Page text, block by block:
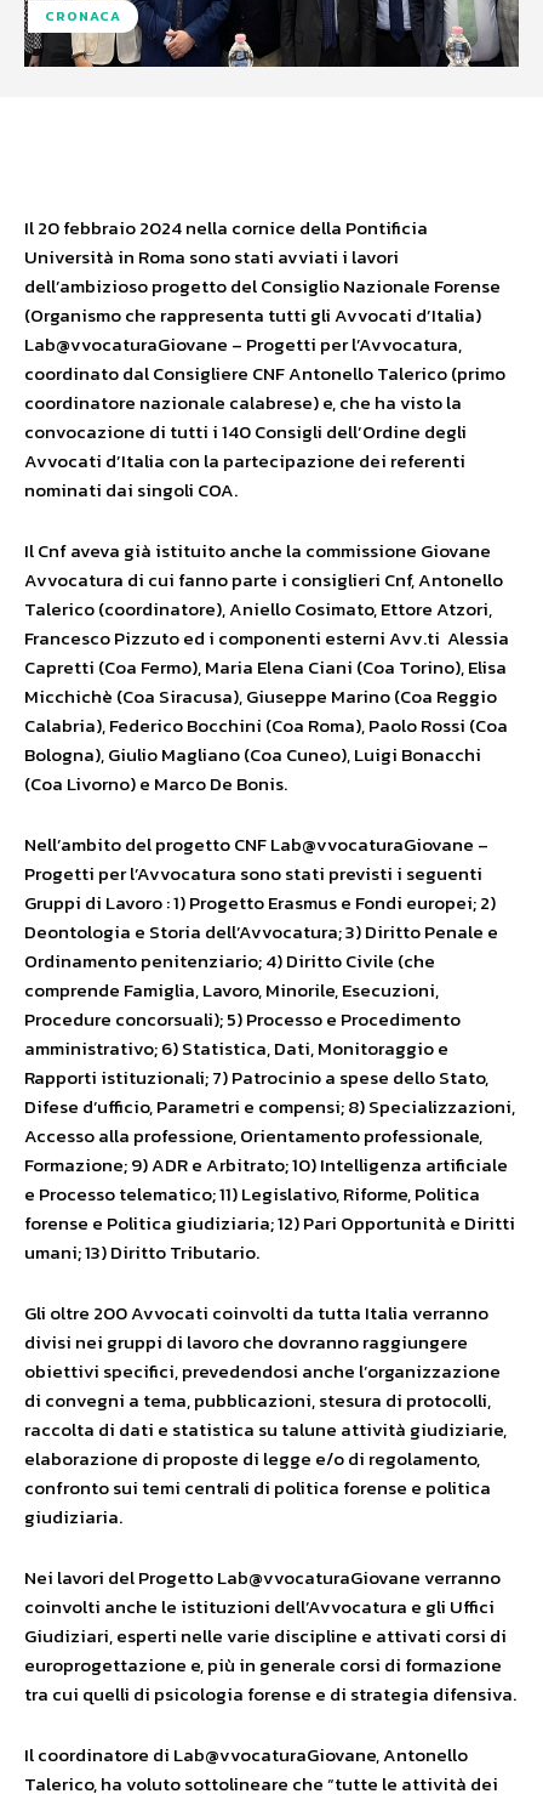
CRONACA
Il 20 febbraio 2024 nella cornice della Pontificia
Università in Roma sono stati avviati i lavori
dell’ambizioso progetto del Consiglio Nazionale Forense
(Organismo che rappresenta tutti gli Avvocati d’Italia)
Lab@vvocaturaGiovane – Progetti per l’Avvocatura,
coordinato dal Consigliere CNF Antonello Talerico (primo
coordinatore nazionale calabrese) e, che ha visto la
convocazione di tutti i 140 Consigli dell’Ordine degli
Avvocati d’Italia con la partecipazione dei referenti
nominati dai singoli COA.
Il Cnf aveva già istituito anche la commissione Giovane
Avvocatura di cui fanno parte i consiglieri Cnf, Antonello
Talerico (coordinatore), Aniello Cosimato, Ettore Atzori,
Francesco Pizzuto ed i componenti esterni Avv.ti Alessia
Capretti (Coa Fermo), Maria Elena Ciani (Coa Torino), Elisa
Micchichè (Coa Siracusa), Giuseppe Marino (Coa Reggio
Calabria), Federico Bocchini (Coa Roma), Paolo Rossi (Coa
Bologna), Giulio Magliano (Coa Cuneo), Luigi Bonacchi
(Coa Livorno) e Marco De Bonis.
Nell’ambito del progetto CNF Lab@vvocaturaGiovane –
Progetti per l’Avvocatura sono stati previsti i seguenti
Gruppi di Lavoro : 1) Progetto Erasmus e Fondi europei; 2)
Deontologia e Storia dell’Avvocatura; 3) Diritto Penale e
Ordinamento penitenziario; 4) Diritto Civile (che
comprende Famiglia, Lavoro, Minorile, Esecuzioni,
Procedure concorsuali); 5) Processo e Procedimento
amministrativo; 6) Statistica, Dati, Monitoraggio e
Rapporti istituzionali; 7) Patrocinio a spese dello Stato,
Difese d’ufficio, Parametri e compensi; 8) Specializzazioni,
Accesso alla professione, Orientamento professionale,
Formazione; 9) ADR e Arbitrato; 10) Intelligenza artificiale
e Processo telematico; 11) Legislativo, Riforme, Politica
forense e Politica giudiziaria; 12) Pari Opportunità e Diritti
umani; 13) Diritto Tributario.
Gli oltre 200 Avvocati coinvolti da tutta Italia verranno
divisi nei gruppi di lavoro che dovranno raggiungere
obiettivi specifici, prevedendosi anche l’organizzazione
di convegni a tema, pubblicazioni, stesura di protocolli,
raccolta di dati e statistica su talune attività giudiziarie,
elaborazione di proposte di legge e/o di regolamento,
confronto sui temi centrali di politica forense e politica
giudiziaria.
Nei lavori del Progetto Lab@vvocaturaGiovane verranno
coinvolti anche le istituzioni dell’Avvocatura e gli Uffici
Giudiziari, esperti nelle varie discipline e attivati corsi di
europrogettazione e, più in generale corsi di formazione
tra cui quelli di psicologia forense e di strategia difensiva.
Il coordinatore di Lab@vvocaturaGiovane, Antonello
Talerico, ha voluto sottolineare che “tutte le attività dei